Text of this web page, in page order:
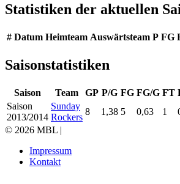
Statistiken der aktuellen
# Datum Heimteam Auswärtsteam P FG
Saisonstatistiken
Saison Team GP P/G FG FG/G FT
Saison
2013/2014
Sunday
Rockers
8 1,38 5 0,63 1
© 2026 MBL |
Impressum
Kontakt